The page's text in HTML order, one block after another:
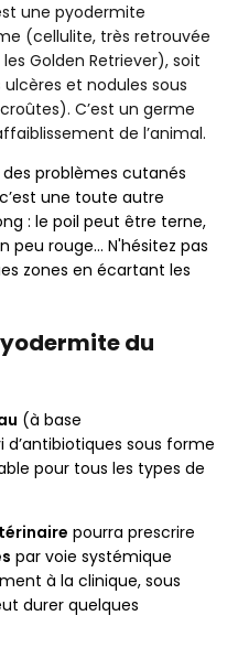
une pyodermite
(cellulite, très retrouvée
Golden Retriever), soit
et nodules sous
C’est un germe
de l’animal.
problèmes cutanés
une toute autre
: le poil peut être terne,
peu rouge… N'hésitez pas
zones en écartant les
du
(à base
d’antibiotiques sous forme
pour tous les types de
pourra prescrire
par voie systémique
à la clinique, sous
durer quelques